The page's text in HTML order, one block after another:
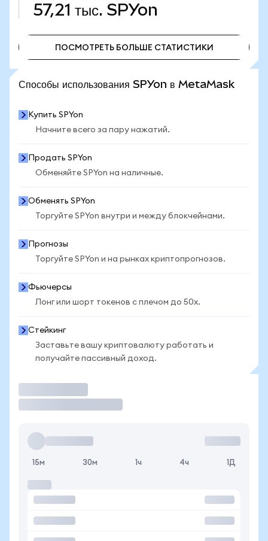
57,21 тыс. SPYon
ПОСМОТРЕТЬ БОЛЬШЕ СТАТИСТИКИ
Способы использования SPYon в MetaMask
Купить SPYon
Начните всего за пару нажатий.
Продать SPYon
Обменяйте SPYon на наличные.
Обменять SPYon
Торгуйте SPYon внутри и между блокчейнами.
Прогнозы
Торгуйте SPYon и на рынках криптопрогнозов.
Фьючерсы
Лонг или шорт токенов с плечом до 50x.
Стейкинг
Заставьте вашу криптовалюту работать и
получайте пассивный доход.
15м 30м 1ч 4ч 1Д